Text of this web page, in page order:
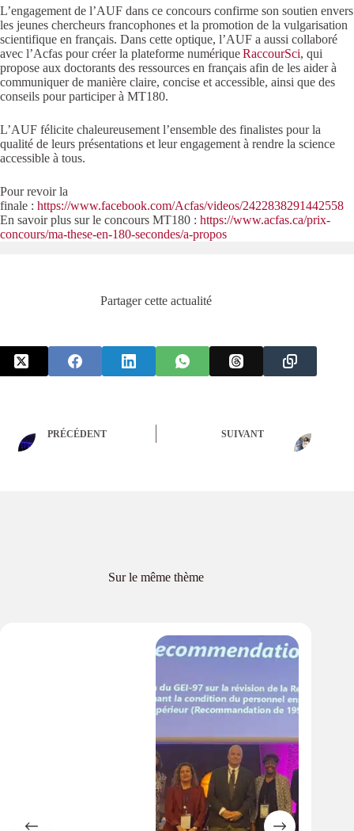
L’engagement de l’AUF dans ce concours confirme son soutien envers
les jeunes chercheurs francophones et la promotion de la vulgarisation
scientifique en français. Dans cette optique, l’AUF a aussi collaboré
avec l’Acfas pour créer la plateforme numériqueRaccourSci, qui
propose aux doctorants des ressources en français afin de les aider à
communiquer de manière claire, concise et accessible, ainsi que des
conseils pour participer à MT180.
L’AUF félicite chaleureusement l’ensemble des finalistes pour la
qualité de leurs présentations et leur engagement à rendre la science
accessible à tous.
Pour revoir la
finale : https://www.facebook.com/Acfas/videos/2422838291442558
En savoir plus sur le concours MT180 : https://www.acfas.ca/prix-
concours/ma-these-en-180-secondes/a-propos
Partager cette actualité
PRÉCÉDENT SUIVANT
Sur le même thème